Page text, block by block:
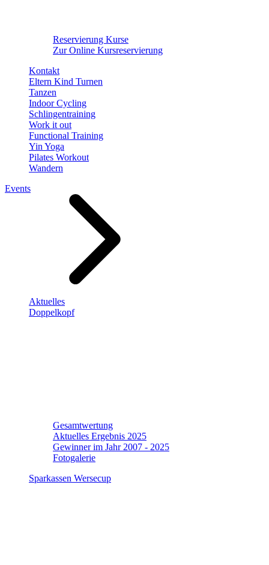
Reservierung Kurse
Zur Online Kursreservierung
Kontakt
Eltern Kind Turnen
Tanzen
Indoor Cycling
Schlingentraining
Work it out
Functional Training
Yin Yoga
Pilates Workout
Wandern
Events
Aktuelles
Doppelkopf
Gesamtwertung
Aktuelles Ergebnis 2025
Gewinner im Jahr 2007 - 2025
Fotogalerie
Sparkassen Wersecup